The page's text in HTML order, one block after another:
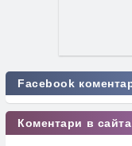
Facebook
Коментари в сайта